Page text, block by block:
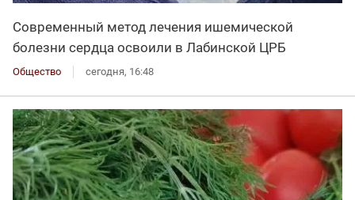
Современный метод лечения ишемической
болезни сердца освоили в Лабинской ЦРБ
Общество сегодня, 16:48